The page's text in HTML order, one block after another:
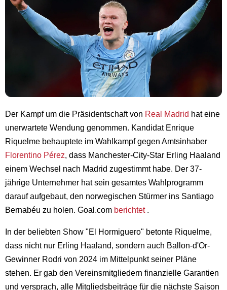
Der Kampf um die Präsidentschaft von Real Madrid hat eine
unerwartete Wendung genommen. Kandidat Enrique
Riquelme behauptete im Wahlkampf gegen Amtsinhaber
Florentino Pérez, dass Manchester-City-Star Erling Haaland
einem Wechsel nach Madrid zugestimmt habe. Der 37-
jährige Unternehmer hat sein gesamtes Wahlprogramm
darauf aufgebaut, den norwegischen Stürmer ins Santiago
Bernabéu zu holen. Goal.com berichtet.
In der beliebten Show "El Hormiguero" betonte Riquelme,
dass nicht nur Erling Haaland, sondern auch Ballon-d'Or-
Gewinner Rodri von 2024 im Mittelpunkt seiner Pläne
stehen. Er gab den Vereinsmitgliedern finanzielle Garantien
und versprach, alle Mitgliedsbeiträge für die nächste Saison